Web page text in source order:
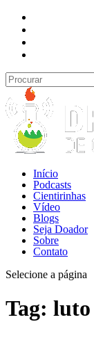
Início
Podcasts
Cientirinhas
Vídeo
Blogs
Seja Doador
Sobre
Contato
Selecione a página
Tag: luto